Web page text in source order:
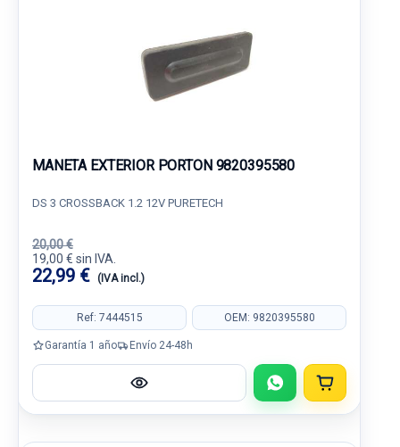
MANETA EXTERIOR PORTON 9820395580
DS 3 CROSSBACK 1.2 12V PURETECH
20,00 €
19,00 € sin IVA.
22,99 € (IVA incl.)
Ref: 7444515 OEM: 9820395580
Garantía 1 año Envío 24-48h